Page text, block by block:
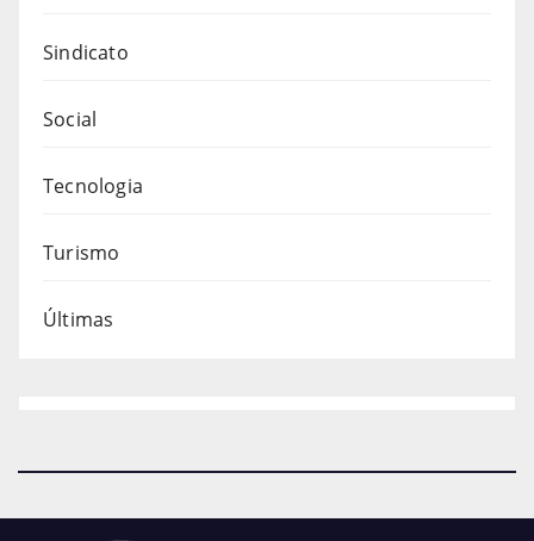
Sindicato
Social
Tecnologia
Turismo
Últimas